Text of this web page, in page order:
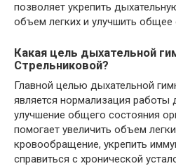
позволяет укрепить
объем легких и улучшить общее
Какая цель дыхательной
Стрельниковой?
Главной целью дыхательной
является нормализация работы
улучшение общего состояния
помогает увеличить объем
кровообращение, укрепить
справиться с хронической